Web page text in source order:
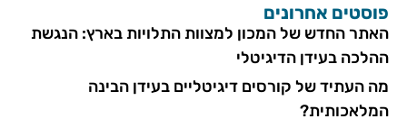
פוסטים אחרונים
האתר החדש של המכון למצוות התלויות בארץ: הנגשת
ההלכה בעידן הדיגיטלי
מה העתיד של קורסים דיגיטליים בעידן הבינה
המלאכותית?